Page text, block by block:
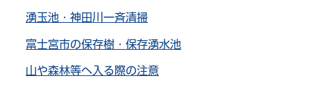
湧玉池・神田川一斉清掃
富士宮市の保存樹・保存湧水池
山や森林等へ入る際の注意